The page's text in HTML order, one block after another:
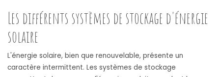
Les différents systèmes de stockage d'énergie
solaire
L'énergie solaire, bien que renouvelable, présente un
caractère intermittent. Les systèmes de stockage